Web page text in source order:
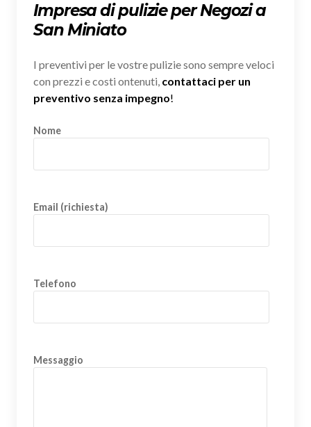
Impresa di pulizie per Negozi a
San Miniato
I preventivi per le vostre pulizie sono sempre veloci
con prezzi e costi ontenuti, contattaci per un
preventivo senza impegno!
Nome
Email (richiesta)
Telefono
Messaggio